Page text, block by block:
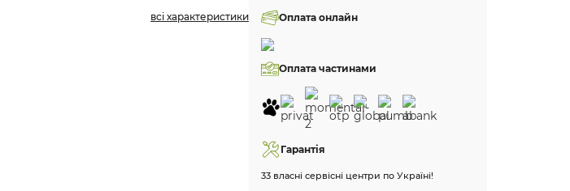
всі характеристики Оплата онлайн
Оплата частинами
Гарантія
33 власні сервісні центри по Україні!